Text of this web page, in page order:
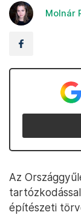
Molnár
Az
építészeti